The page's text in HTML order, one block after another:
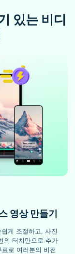
있는 비디
좋은 앱
고 만드는 방법을 알
한 효과, 전환, 기타
다.